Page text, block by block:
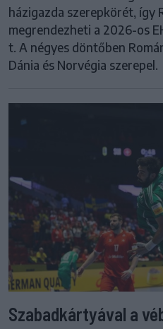
házigazda szerepkörét, így
megrendezheti a 2026-os
t. A négyes döntőben
Dánia és Norvégia szerepel.
Szabadkártyával a